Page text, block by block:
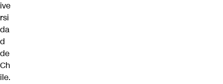
ive
rsi
da
d
de
Ch
ile.